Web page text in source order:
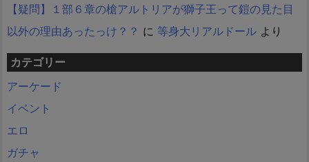
【疑問】１部６章の槍アルトリアが獅子王って鎧の見た目
以外の理由あったっけ？？ に 等身大リアルドール より
カテゴリー
アーケード
イベント
エロ
ガチャ